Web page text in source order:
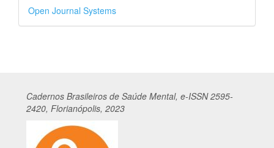
por
Open Journal Systems
Cadernos Brasileiros de Saúde Mental, e-ISSN 2595-
2420, Florianópolis, 2023